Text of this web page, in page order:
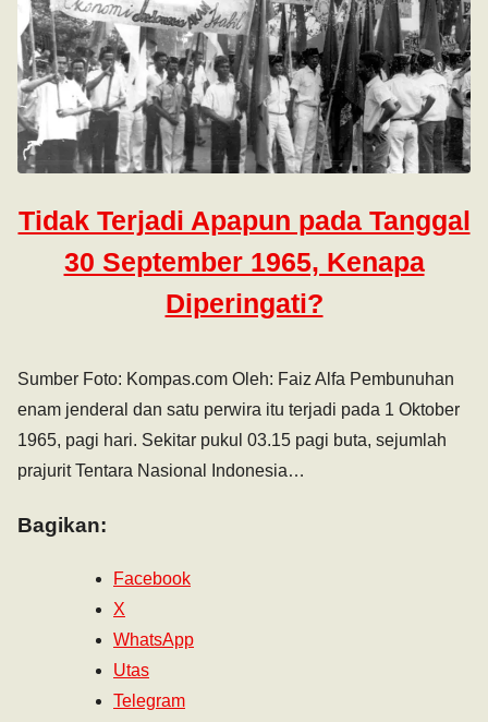
Tidak Terjadi Apapun pada Tanggal
30 September 1965, Kenapa
Diperingati?
Sumber Foto: Kompas.com Oleh: Faiz Alfa Pembunuhan
enam jenderal dan satu perwira itu terjadi pada 1 Oktober
1965, pagi hari. Sekitar pukul 03.15 pagi buta, sejumlah
prajurit Tentara Nasional Indonesia…
Bagikan:
Facebook
X
WhatsApp
Utas
Telegram